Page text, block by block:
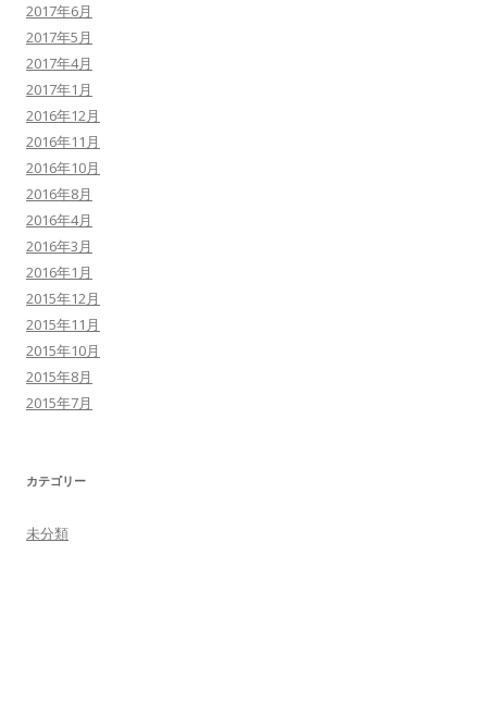
2017年6月
2017年5月
2017年4月
2017年1月
2016年12月
2016年11月
2016年10月
2016年8月
2016年4月
2016年3月
2016年1月
2015年12月
2015年11月
2015年10月
2015年8月
2015年7月
カテゴリー
未分類